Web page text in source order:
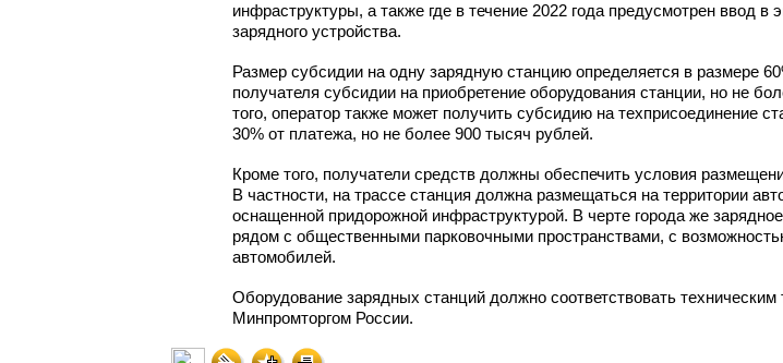
инфраструктуры, а также где в течение 2022 года предусмотрен ввод в
зарядного устройства.
Размер субсидии на одну зарядную станцию определяется в размере
получателя субсидии на приобретение оборудования станции, но не
того, оператор также может получить субсидию на техприсоединение
30% от платежа, но не более 900 тысяч рублей.
Кроме того, получатели средств должны обеспечить условия
В частности, на трассе станция должна размещаться на территории
оснащенной придорожной инфраструктурой. В черте города же
рядом с общественными парковочными пространствами, с
автомобилей.
Оборудование зарядных станций должно соответствовать
Минпромторгом России.